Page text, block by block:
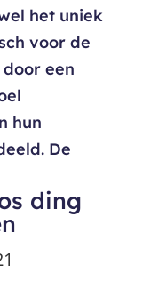
het uniek
voor de
een
hun
De
ding